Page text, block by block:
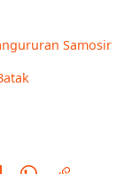
Samosir